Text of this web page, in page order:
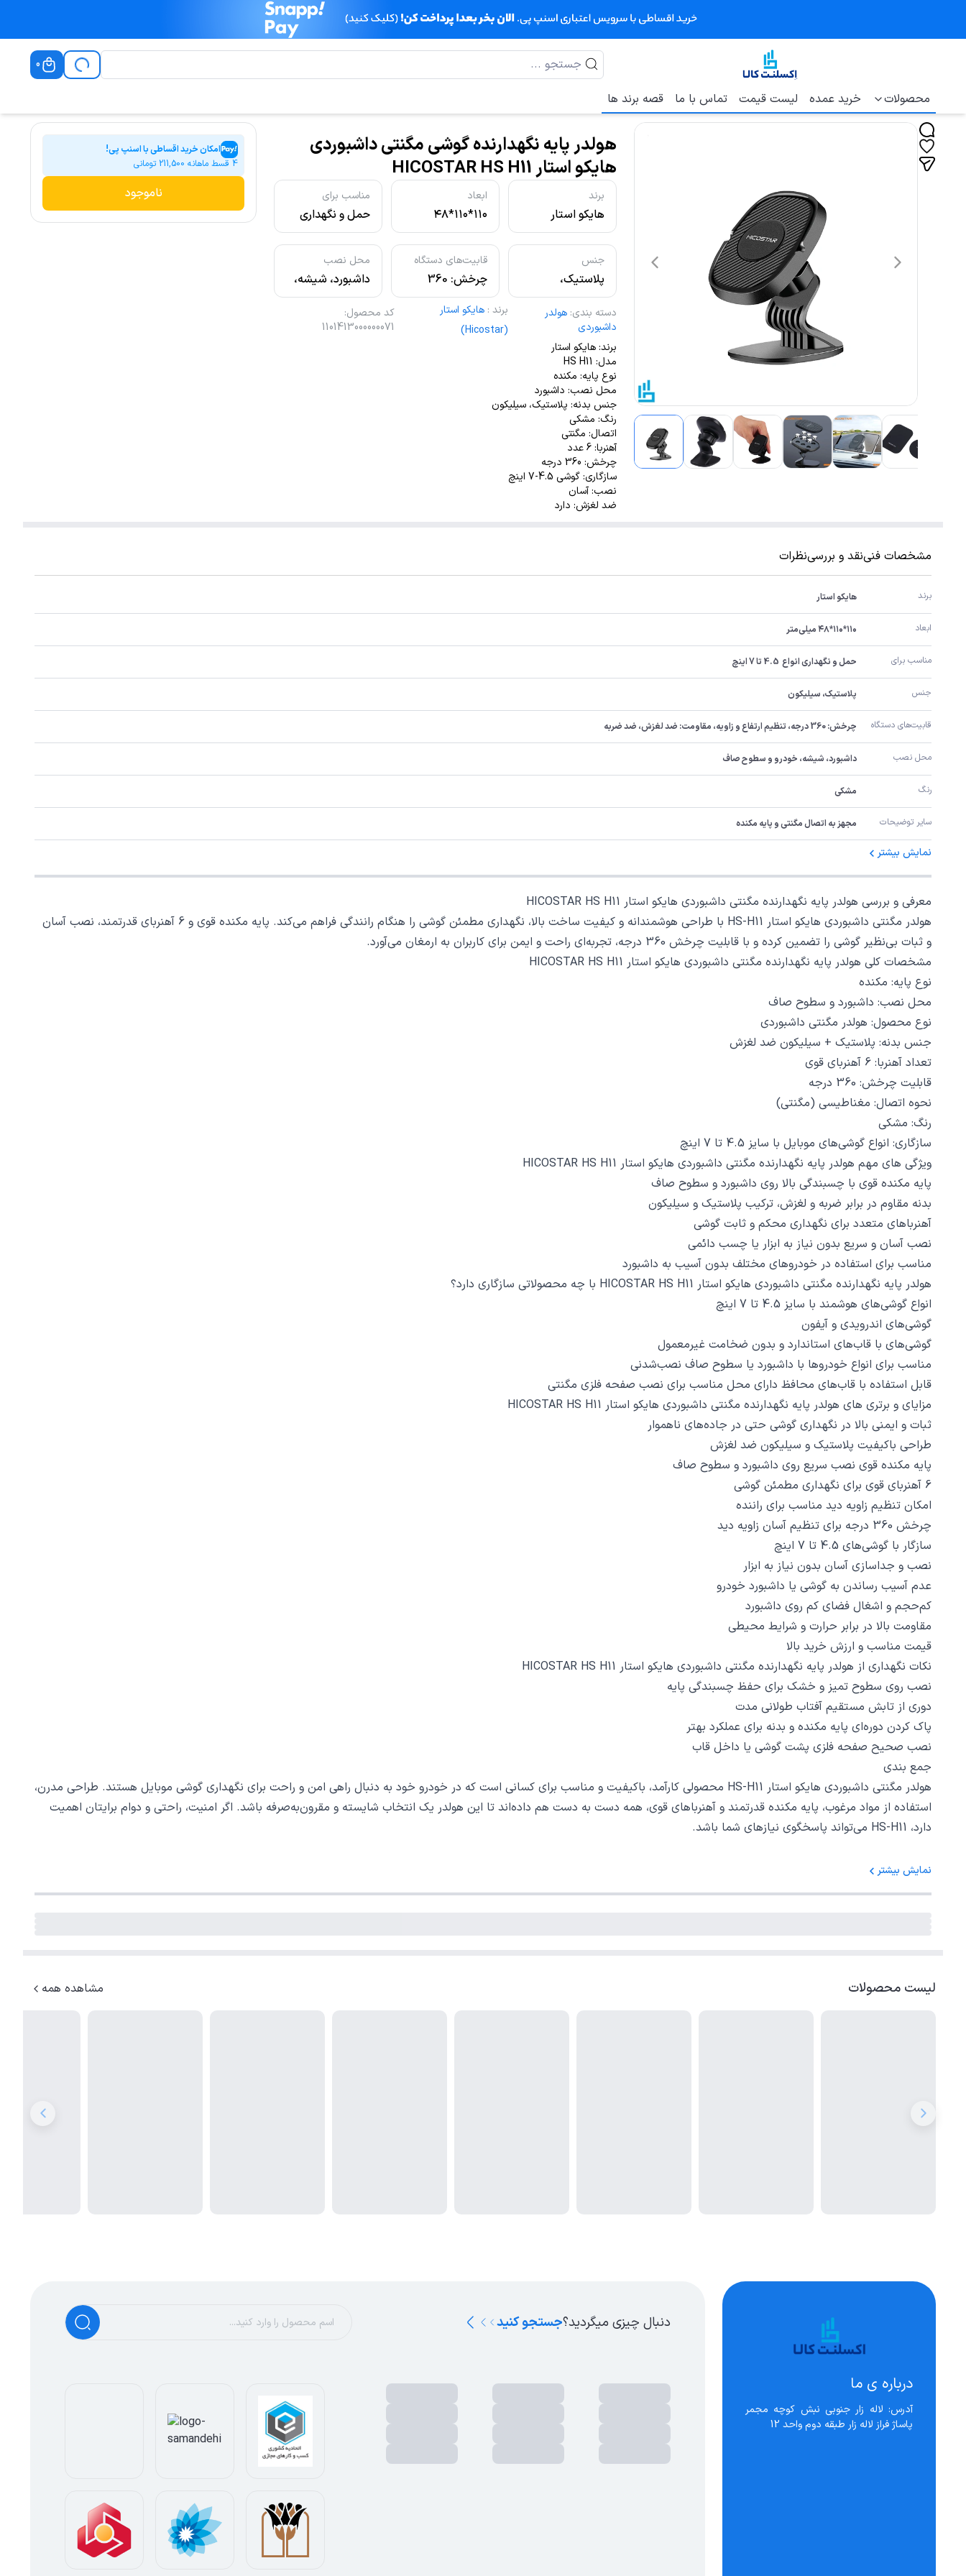
0
محصولات خرید عمده لیست قیمت تماس با ما قصه برند ها
هولدر پایه نگهدارنده گوشی مگنتی داشبوردی
هایکو استار HICOSTAR HS H11
برند
هایکو استار
ابعاد
۱۱۰*۱۱۰*۴۸
میلی‌متر
مناسب برای
حمل و نگهداری
انواع 4.5 تا 7
اینچ
جنس
پلاستیک،
سیلیکون
قابیت‌های دستگاه
چرخش: 360
درجه، تنظیم
ارتفاع و زاویه،
مقاومت: ضد
محل نصب
داشبورد، شیشه،
خودرو و سطوح
صاف
دسته بندی: هولدر
داشبوردی
برند :هایکو استار
(Hicostar)
کد محصول:
1101413000000071
برند: هایکو استار
مدل: HS H11
نوع پایه: مکنده
محل نصب: داشبورد
جنس بدنه: پلاستیک، سیلیکون
رنگ: مشکی
اتصال: مگنتی
آهنربا: 6 عدد
چرخش: 360 درجه
سازگاری: گوشی 4.5-7 اینچ
نصب: آسان
ضد لغزش: دارد
امکان خرید اقساطی با اسنپ پی!
4 قسط ماهانه
211,500 تومانی
ناموجود
مشخصات فنینقد و بررسینظرات
برند هایکو استار
ابعاد ۱۱۰*۱۱۰*۴۸ میلی‌متر
مناسب برای حمل و نگهداری انواع  4.5 تا 7 اینچ
جنس پلاستیک، سیلیکون
قابیت‌های دستگاه چرخش: 360 درجه، تنظیم ارتفاع و زاویه، مقاومت: ضد لغزش، ضد ضربه
محل نصب داشبورد، شیشه، خودرو و سطوح صاف
رنگ مشکی
سایر توضیحات مجهز به اتصال مگنتی و پایه مکنده
نمایش بیشتر
معرفی و بررسی هولدر پایه نگهدارنده مگنتی داشبوردی هایکو استار HICOSTAR HS H11
هولدر مگنتی داشبوردی هایکو استار HS-H11 با طراحی هوشمندانه و کیفیت ساخت بالا، نگهداری مطمئن گوشی را هنگام رانندگی فراهم می‌کند. پایه مکنده قوی و 6 آهنربای قدرتمند، نصب آسان
و ثبات بی‌نظیر گوشی را تضمین کرده و با قابلیت چرخش 360 درجه، تجربه‌ای راحت و ایمن برای کاربران به ارمغان می‌آورد.
مشخصات کلی هولدر پایه نگهدارنده مگنتی داشبوردی هایکو استار HICOSTAR HS H11
نوع پایه: مکنده
محل نصب: داشبورد و سطوح صاف
نوع محصول: هولدر مگنتی داشبوردی
جنس بدنه: پلاستیک + سیلیکون ضد لغزش
تعداد آهنربا: 6 آهنربای قوی
قابلیت چرخش: 360 درجه
نحوه اتصال: مغناطیسی (مگنتی)
رنگ: مشکی
سازگاری: انواع گوشی‌های موبایل با سایز 4.5 تا 7 اینچ
ویژگی‌ های مهم هولدر پایه نگهدارنده مگنتی داشبوردی هایکو استار HICOSTAR HS H11
پایه مکنده قوی با چسبندگی بالا روی داشبورد و سطوح صاف
بدنه مقاوم در برابر ضربه و لغزش، ترکیب پلاستیک و سیلیکون
آهنرباهای متعدد برای نگهداری محکم و ثابت گوشی
نصب آسان و سریع بدون نیاز به ابزار یا چسب دائمی
مناسب برای استفاده در خودروهای مختلف بدون آسیب به داشبورد
هولدر پایه نگهدارنده مگنتی داشبوردی هایکو استار HICOSTAR HS H11 با چه محصولاتی سازگاری دارد؟
انواع گوشی‌های هوشمند با سایز 4.5 تا 7 اینچ
گوشی‌های اندرویدی و آیفون
گوشی‌های با قاب‌های استاندارد و بدون ضخامت غیرمعمول
مناسب برای انواع خودروها با داشبورد یا سطوح صاف نصب‌شدنی
قابل استفاده با قاب‌های محافظ دارای محل مناسب برای نصب صفحه فلزی مگنتی
مزایای و برتری های هولدر پایه نگهدارنده مگنتی داشبوردی هایکو استار HICOSTAR HS H11
ثبات و ایمنی بالا در نگهداری گوشی حتی در جاده‌های ناهموار
طراحی باکیفیت پلاستیک و سیلیکون ضد لغزش
پایه مکنده قوی نصب سریع روی داشبورد و سطوح صاف
6 آهنربای قوی برای نگهداری مطمئن گوشی
امکان تنظیم زاویه دید مناسب برای راننده
چرخش 360 درجه برای تنظیم آسان زاویه دید
سازگار با گوشی‌های 4.5 تا 7 اینچ
نصب و جداسازی آسان بدون نیاز به ابزار
عدم آسیب رساندن به گوشی یا داشبورد خودرو
کم‌حجم و اشغال فضای کم روی داشبورد
مقاومت بالا در برابر حرارت و شرایط محیطی
قیمت مناسب و ارزش خرید بالا
نکات نگهداری از هولدر پایه نگهدارنده مگنتی داشبوردی هایکو استار HICOSTAR HS H11
نصب روی سطوح تمیز و خشک برای حفظ چسبندگی پایه
دوری از تابش مستقیم آفتاب طولانی مدت
پاک کردن دوره‌ای پایه مکنده و بدنه برای عملکرد بهتر
نصب صحیح صفحه فلزی پشت گوشی یا داخل قاب
جمع‌ بندی
هولدر مگنتی داشبوردی هایکو استار HS-H11 محصولی کارآمد، باکیفیت و مناسب برای کسانی است که در خودرو خود به دنبال راهی امن و راحت برای نگهداری گوشی موبایل هستند. طراحی مدرن،
استفاده از مواد مرغوب، پایه مکنده قدرتمند و آهنرباهای قوی، همه دست به دست هم داده‌اند تا این هولدر یک انتخاب شایسته و مقرون‌به‌صرفه باشد. اگر امنیت، راحتی و دوام برایتان اهمیت
دارد، HS-H11 می‌تواند پاسخگوی نیازهای شما باشد.
نمایش بیشتر
لیست محصولات مشاهده همه
درباره ی ما
پاساژ فراز لاله زار طبقه دوم واحد 12
دنبال چیزی میگردید؟جستجو کنید